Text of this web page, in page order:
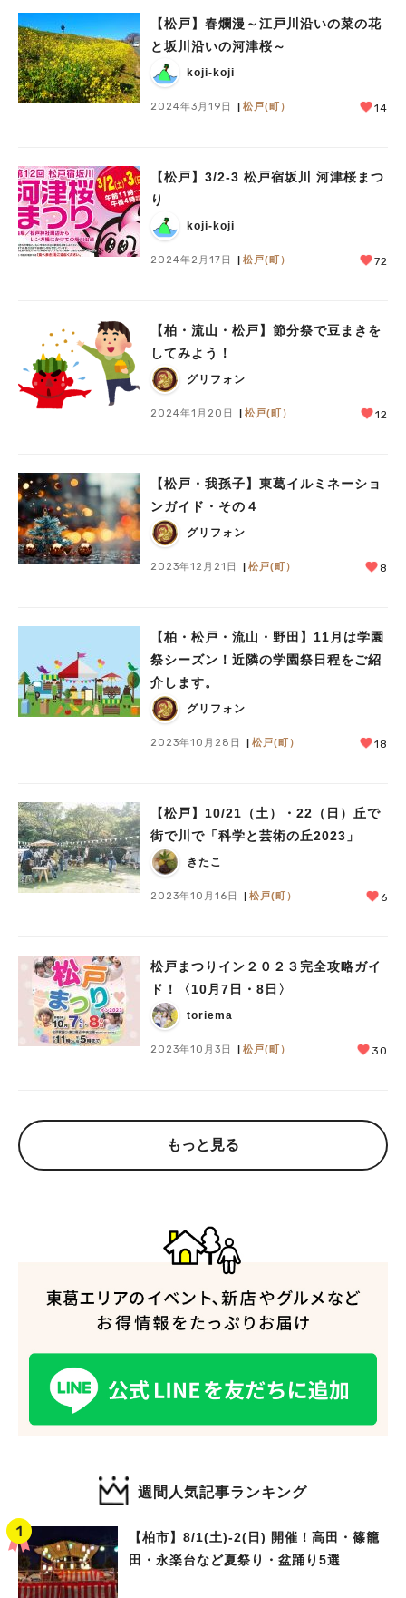
【松戸】春爛漫～江戸川沿いの菜の花
と坂川沿いの河津桜～
koji-koji
2024年3月19日 松戸(町） 14
【松戸】3/2-3 松戸宿坂川 河津桜まつ
り
koji-koji
2024年2月17日 松戸(町） 72
【柏・流山・松戸】節分祭で豆まきを
してみよう！
グリフォン
2024年1月20日 松戸(町） 12
【松戸・我孫子】東葛イルミネーショ
ンガイド・その４
グリフォン
2023年12月21日 松戸(町） 8
【柏・松戸・流山・野田】11月は学園
祭シーズン！近隣の学園祭日程をご紹
介します。
グリフォン
2023年10月28日 松戸(町） 18
【松戸】10/21（土）・22（日）丘で
街で川で「科学と芸術の丘2023」
きたこ
2023年10月16日 松戸(町） 6
松戸まつりイン２０２３完全攻略ガイ
ド！〈10月7日・8日〉
toriema
2023年10月3日 松戸(町） 30
もっと見る
週間人気記事ランキング
【柏市】8/1(土)‐2(日) 開催！高田・篠籠
田・永楽台など夏祭り・盆踊り5選
人気のキーワード
#カフェ#スイーツ
#教えたい／教えて投稿記事
#教えたい/こんなの見つけた